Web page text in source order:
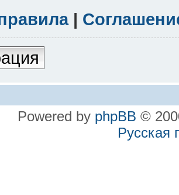
|
Powered by phpBB ©
Русская